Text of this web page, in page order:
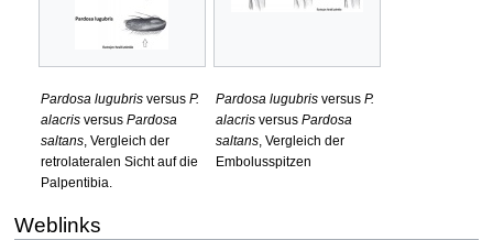
Pardosa lugubris versus P.
alacris versus Pardosa
saltans, Vergleich der
retrolateralen Sicht auf die
Palpentibia.
Pardosa lugubris versus P.
alacris versus Pardosa
saltans, Vergleich der
Embolusspitzen
Weblinks